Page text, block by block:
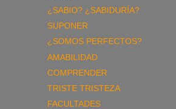
¿SABIO? ¿SABIDURÍA?
SUPONER
¿SOMOS PERFECTOS?
AMABILIDAD
COMPRENDER
TRISTE TRISTEZA
FACULTADES